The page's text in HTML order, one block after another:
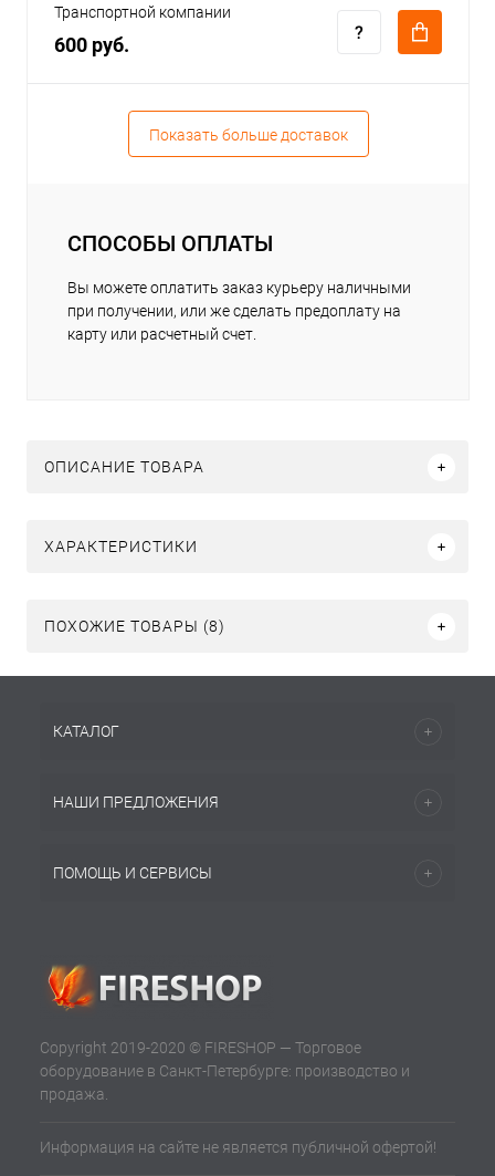
Транспортной компании
600 руб.
Показать больше доставок
СПОСОБЫ ОПЛАТЫ
Вы можете оплатить заказ курьеру наличными
при получении, или же сделать предоплату на
карту или расчетный счет.
ОПИСАНИЕ ТОВАРА
ХАРАКТЕРИСТИКИ
ПОХОЖИЕ ТОВАРЫ (8)
КАТАЛОГ
НАШИ ПРЕДЛОЖЕНИЯ
ПОМОЩЬ И СЕРВИСЫ
Copyright 2019-2020 © FIRESHOP — Торговое
оборудование в Санкт-Петербурге: производство и
продажа.
Информация на сайте не является публичной офертой!